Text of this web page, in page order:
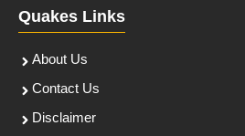
Quakes Links
About Us
Contact Us
Disclaimer